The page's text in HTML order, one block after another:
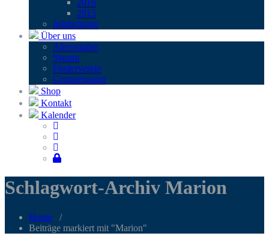
2016
2015
Infobei­trä­ge
Über uns
Alters­stu­fen
Stamm
För­der­ver­ein
Grup­pen­raum
Shop
Kontakt
Kalender
Schlagwort-Archiv Marion
Home /
Beiträge markiert mit "Marion"